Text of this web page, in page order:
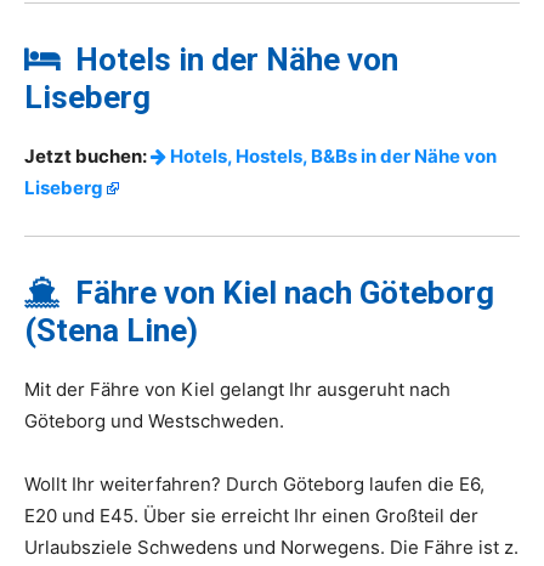
Hotels in der Nähe von
Liseberg
Jetzt buchen:
Hotels, Hostels, B&Bs in der Nähe von
Liseberg
Fähre von Kiel nach Göteborg
(Stena Line)
Mit der Fähre von Kiel gelangt Ihr ausgeruht nach
Göteborg und Westschweden.
Wollt Ihr weiterfahren? Durch Göteborg laufen die E6,
E20 und E45. Über sie erreicht Ihr einen Großteil der
Urlaubsziele Schwedens und Norwegens. Die Fähre ist z.